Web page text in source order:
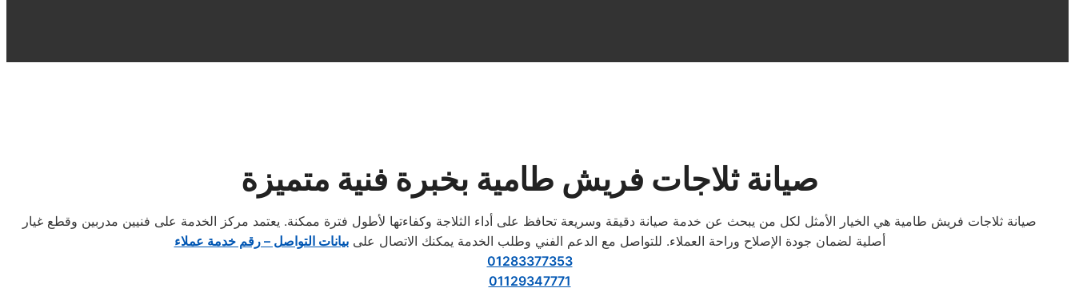
صيانة ثلاجات فريش طامية بخبرة فنية متميزة
صيانة ثلاجات فريش طامية هي الخيار الأمثل لكل من يبحث عن خدمة صيانة دقيقة وسريعة تحافظ على أداء الثلاجة وكفاءتها لأطول فترة ممكنة. يعتمد مركز الخدمة على فنيين مدربين وقطع غيار
أصلية لضمان جودة الإصلاح وراحة العملاء. للتواصل مع الدعم الفني وطلب الخدمة يمكنك الاتصال علىبيانات التواصل – رقم خدمة عملاء
01283377353
01129347771